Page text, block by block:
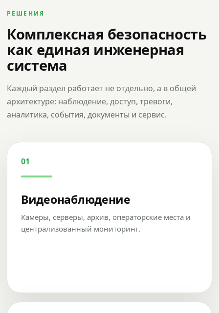
РЕШЕНИЯ
Комплексная безопасность
как единая инженерная
система
Каждый раздел работает не отдельно, а в общей
архитектуре: наблюдение, доступ, тревоги,
аналитика, события, документы и сервис.
01
Видеонаблюдение
Камеры, серверы, архив, операторские места и
централизованный мониторинг.